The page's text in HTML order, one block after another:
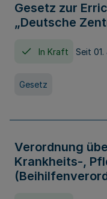
Gesetz zur
„Deutsche
In Kraft Seit 01.
Gesetz
Verordnung
Krankheits-,